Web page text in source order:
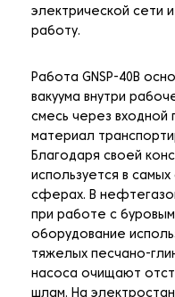
электрической сети
работу.
Работа GNSP-40B
вакуума внутри
смесь через входной
материал
Благодаря своей
используется в
сферах. В
при работе с
оборудование
тяжелых песчано-
насоса очищают
шлам. На